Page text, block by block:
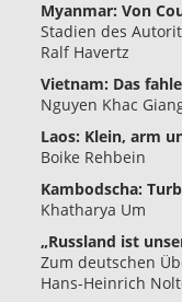
Myanmar: Von
Stadien des
Ralf Havertz
Vietnam: Das
Nguyen Khac
Laos: Klein, arm
Boike Rehbein
Kambodscha:
Khatharya Um
„Russland ist
Zum deutschen
Hans-Heinrich